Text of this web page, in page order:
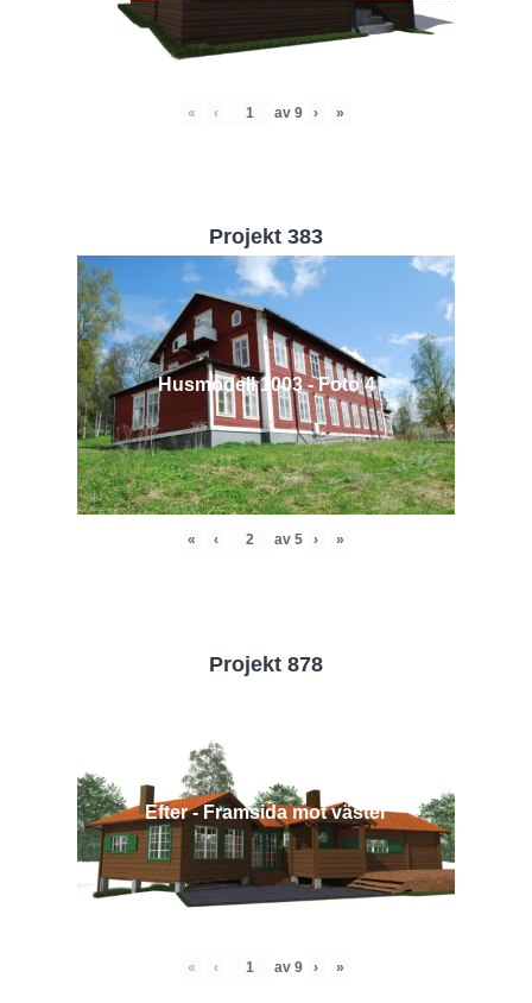
« ‹ av 9 › »
Projekt 383
Husmodell 1003 - Foto 4
« ‹ av 5 › »
Projekt 878
Efter - Framsida mot väster
« ‹ av 9 › »